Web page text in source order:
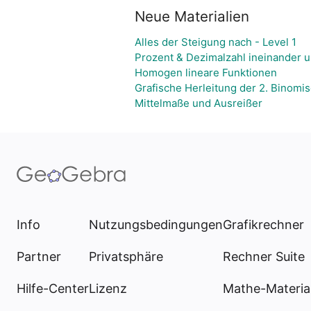
Neue Materialien
Alles der Steigung nach - Level 1
Prozent & Dezimalzahl ineinander
Homogen lineare Funktionen
Grafische Herleitung der 2.
Mittelmaße und Ausreißer
Info
Partner
Hilfe-Center
Nutzungsbedingungen
Privatsphäre
Lizenz
Grafikrechner
Rechner Suite
Mathe-